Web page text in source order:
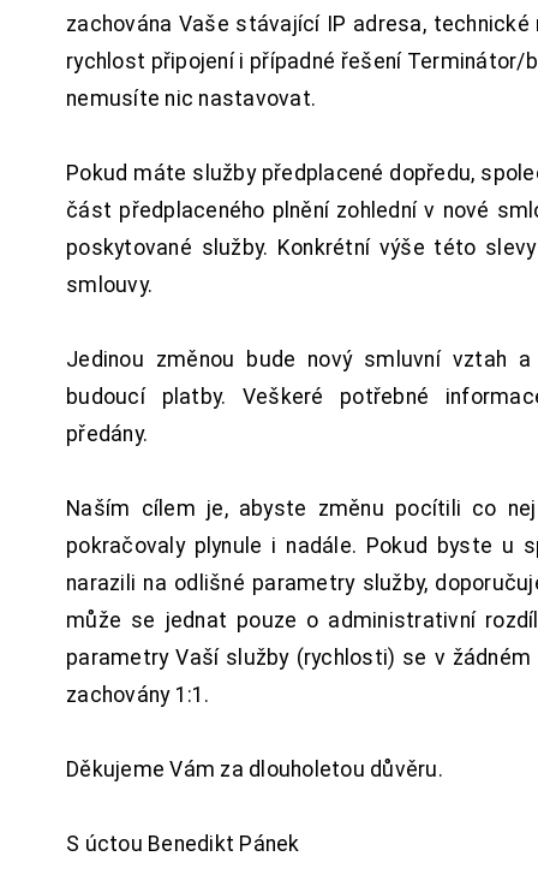
zachována Vaše stávající IP adresa, technické
rychlost připojení i případné řešení Terminátor/
nemusíte nic nastavovat.
Pokud máte služby předplacené dopředu,
část předplaceného plnění zohlední v nové
poskytované služby. Konkrétní výše této
smlouvy.
Jedinou změnou bude nový smluvní vztah
budoucí platby. Veškeré potřebné
předány.
Naším cílem je, abyste změnu pocítili co
pokračovaly plynule i nadále. Pokud byste u
narazili na odlišné parametry služby,
může se jednat pouze o administrativní
parametry Vaší služby (rychlosti) se v
zachovány 1:1.
Děkujeme Vám za dlouholetou důvěru.
S úctou Benedikt Pánek